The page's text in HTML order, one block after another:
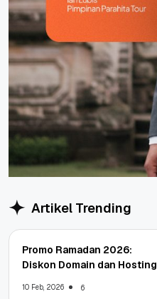
Artikel Trending
Promo Ramadan 2026:
Diskon Domain dan Hosting
10 Feb, 2026 6